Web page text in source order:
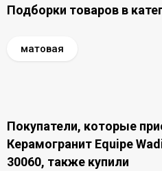
Подборки товаров в
матовая
Покупатели, которые
Керамогранит Equipe
30060, также купили